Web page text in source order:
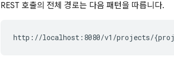
REST 호출의 전체 경로는 다음 패턴을 따릅니다.
http://localhost:8080/v1/projects/{